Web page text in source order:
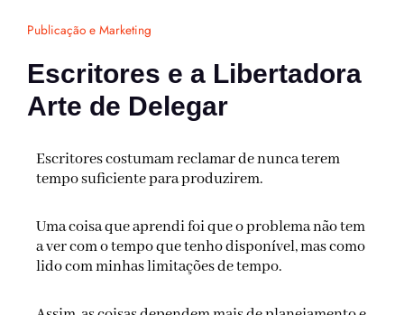
Publicação e Marketing
Escritores e a Libertadora
Arte de Delegar
Escritores costumam reclamar de nunca terem
tempo suficiente para produzirem.
Uma coisa que aprendi foi que o problema não tem
a ver com o tempo que tenho disponível, mas como
lido com minhas limitações de tempo.